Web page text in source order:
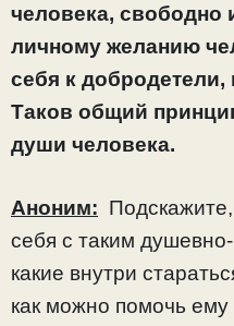
человека, свободно
личному желанию
себя к
Таков общий
души человека.
Аноним:
себя с таким
какие внутри
как можно помочь ему